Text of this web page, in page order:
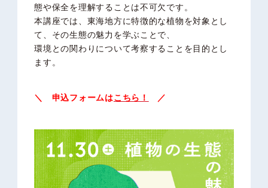
態や保全を理解することは不可欠です。
本講座では、東海地方に特徴的な植物を対象とし
て、その生態の魅力を学ぶことで、
環境との関わりについて考察することを目的とし
ます。
＼ 申込フォームはこちら ！ ／